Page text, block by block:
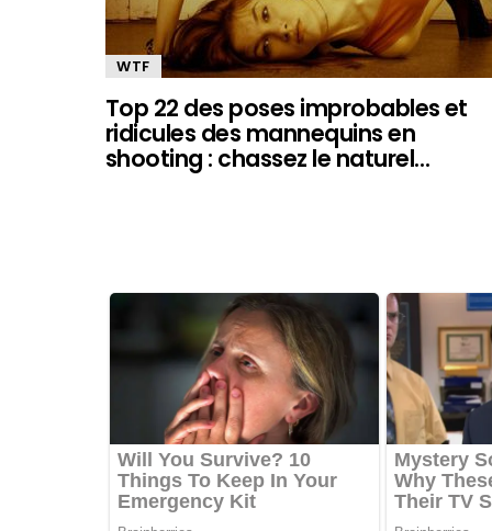
WTF
Top 22 des poses improbables et
ridicules des mannequins en
shooting : chassez le naturel…